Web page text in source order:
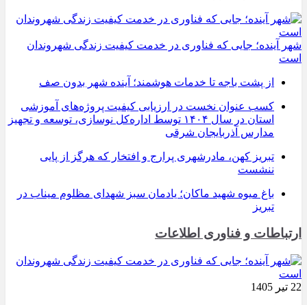
شهر آینده؛ جایی که فناوری در خدمت کیفیت زندگی شهروندان
است
از پشت باجه تا خدمات هوشمند؛ آینده شهر بدون صف
کسب عنوان نخست در ارزیابی کیفیت پروژه‌های آموزشی
استان در سال ۱۴۰۴ توسط اداره‌کل نوسازی، توسعه و تجهیز
مدارس آذربایجان شرقی
تبریز کهن، مادرشهری پرارج و افتخار که هرگز از پایی
ننشست
باغ میوه شهید ماکان؛ یادمان سبز شهدای مظلوم میناب در
تبریز
ارتباطات و فناوری اطلاعات
22 تیر 1405